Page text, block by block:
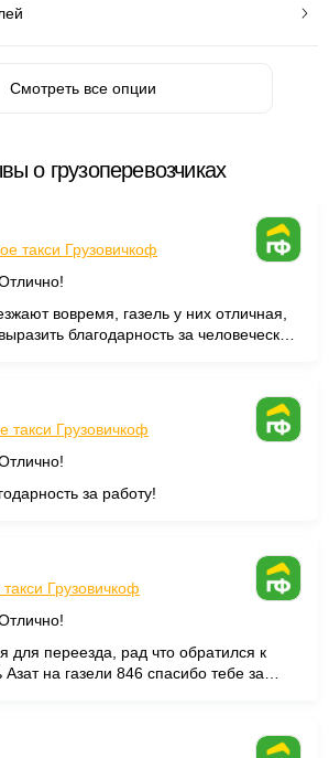
Смотреть все опции
о грузоперевозчиках
такси Грузовичкоф
вовремя, газель у них отличная,
благодарность за человеческое
такси Грузовичкоф
за работу!
такси Грузовичкоф
для переезда, рад что обратился к
на газели 846 спасибо тебе за